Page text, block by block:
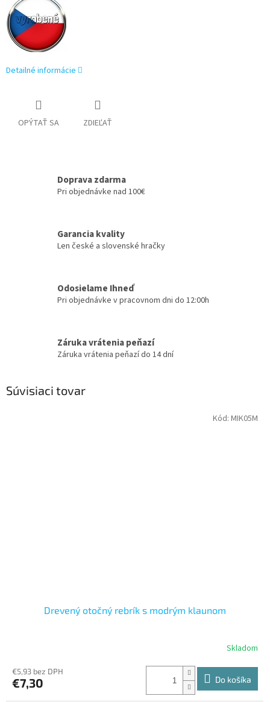
Detailné informácie
OPÝTAŤ SA ZDIEĽAŤ
Doprava zdarma
Pri objednávke nad 100€
Garancia kvality
Len české a slovenské hračky
Odosielame Ihneď
Pri objednávke v pracovnom dni do 12:00h
Záruka vrátenia peňazí
Záruka vrátenia peňazí do 14 dní
Súvisiaci tovar
Drevený otočný rebrík s modrým klaunom
Skladom
€5,93 bez DPH
€7,30 Do košíka
Kód: MIK05M